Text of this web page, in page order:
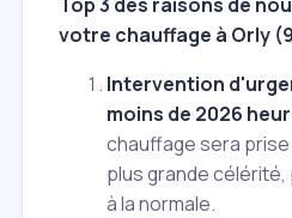
votre chauffage à Orly
Intervention
moins de 2026
chauffage sera
plus grande
à la normale.